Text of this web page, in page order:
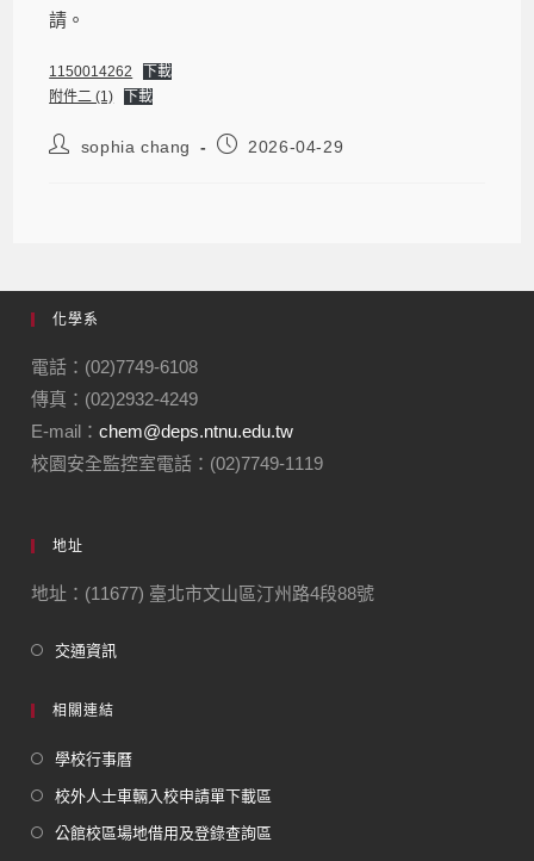
請。
1150014262
下載
附件二 (1)
下載
sophia chang 2026-04-29
化學系
電話：(02)7749-6108
傳真：(02)2932-4249
E-mail：chem@deps.ntnu.edu.tw
校園安全監控室電話：(02)7749-1119
地址
地址：(11677) 臺北市文山區汀州路4段88號
交通資訊
相關連結
學校行事曆
校外人士車輛入校申請單下載區
公館校區場地借用及登錄查詢區